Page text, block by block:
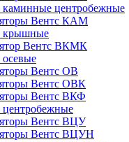
каминные центробежные
Вентс КАМ
крышные
Вентс ВКМК
Вентс ОВ
Вентс ОВК
Вентс ВКФ
Вентс ВЦУ
Вентс ВЦУН